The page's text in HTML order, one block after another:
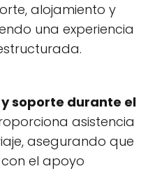
alojamiento y
una experiencia
soporte durante el
asistencia
asegurando que
el apoyo